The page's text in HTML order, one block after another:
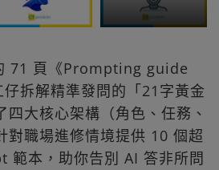
71 頁《Prompting guide
拆解精準發問的「21字黃金
四大核心架構（角色、任務、
對職場進修情境提供 10 個超
範本，助你告別 AI 答非所問